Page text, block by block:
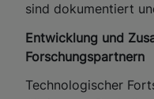
sind dokumentiert
Entwicklung und
Forschungspartnern
Technologischer